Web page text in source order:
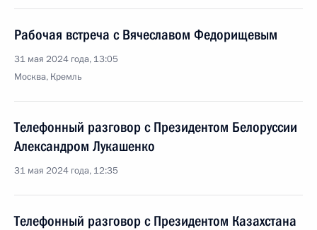
Рабочая встреча с Вячеславом Федорищевым
31 мая 2024 года, 13:05
Москва, Кремль
Телефонный разговор с Президентом Белоруссии
Александром Лукашенко
31 мая 2024 года, 12:35
Телефонный разговор с Президентом Казахстана